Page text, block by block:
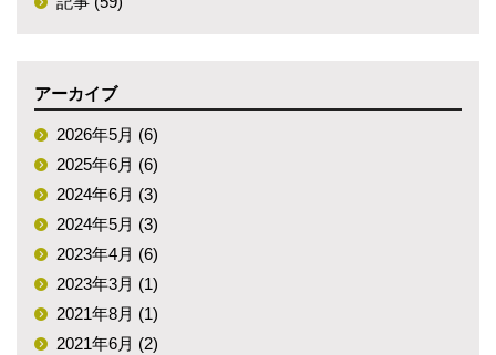
アーカイブ
2026年5月 (6)
2025年6月 (6)
2024年6月 (3)
2024年5月 (3)
2023年4月 (6)
2023年3月 (1)
2021年8月 (1)
2021年6月 (2)